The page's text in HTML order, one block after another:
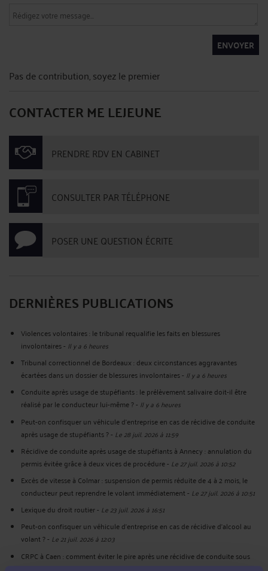
ENVOYER
Pas de contribution, soyez le premier
CONTACTER ME LEJEUNE
PRENDRE RDV EN CABINET
CONSULTER PAR TÉLÉPHONE
POSER UNE QUESTION ÉCRITE
DERNIÈRES PUBLICATIONS
Violences volontaires : le tribunal requalifie les faits en blessures
involontaires- Il y a 6 heures
Tribunal correctionnel de Bordeaux : deux circonstances aggravantes
écartées dans un dossier de blessures involontaires- Il y a 6 heures
Conduite après usage de stupéfiants : le prélèvement salivaire doit-il être
réalisé par le conducteur lui-même ?- Il y a 6 heures
Peut-on confisquer un véhicule d’entreprise en cas de récidive de conduite
après usage de stupéfiants ?- Le 28 juil. 2026 à 11:59
Récidive de conduite après usage de stupéfiants à Annecy : annulation du
permis évitée grâce à deux vices de procédure- Le 27 juil. 2026 à 10:52
Excès de vitesse à Colmar : suspension de permis réduite de 4 à 2 mois, le
conducteur peut reprendre le volant immédiatement- Le 27 juil. 2026 à 10:51
Lexique du droit routier- Le 23 juil. 2026 à 16:51
Peut-on confisquer un véhicule d’entreprise en cas de récidive d’alcool au
volant ?- Le 21 juil. 2026 à 12:03
CRPC à Caen : comment éviter le pire après une récidive de conduite sous